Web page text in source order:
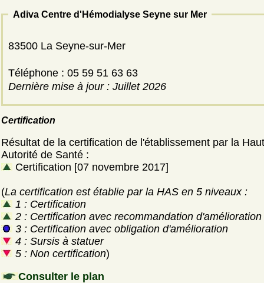
Adiva Centre d'Hémodialyse Seyne sur Mer
83500 La Seyne-sur-Mer
Téléphone : 05 59 51 63 63
Dernière mise à jour : Juillet 2026
Certification
Résultat de la certification de l'établissement par la
Autorité de Santé :
Certification [07 novembre 2017]
(La certification est établie par la HAS en 5 niveaux :
1 : Certification
2 : Certification avec recommandation d'amélioration
3 : Certification avec obligation d'amélioration
4 : Sursis à statuer
5 : Non certification)
Consulter le plan